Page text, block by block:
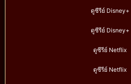
ดูซีรีย์ Disney+
ดูซีรีย์ Disney+
ดูซีรีย์ Netflix
ดูซีรีย์ Netflix